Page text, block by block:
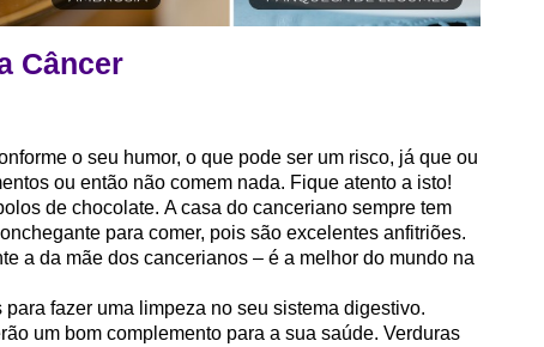
Câncer
o seu humor, o que pode ser um risco, já que ou
ou então não comem nada. Fique atento a isto!
de chocolate. A casa do canceriano sempre tem
para comer, pois são excelentes anfitriões.
a da mãe dos cancerianos – é a melhor do mundo na
fazer uma limpeza no seu sistema digestivo.
um bom complemento para a sua saúde. Verduras